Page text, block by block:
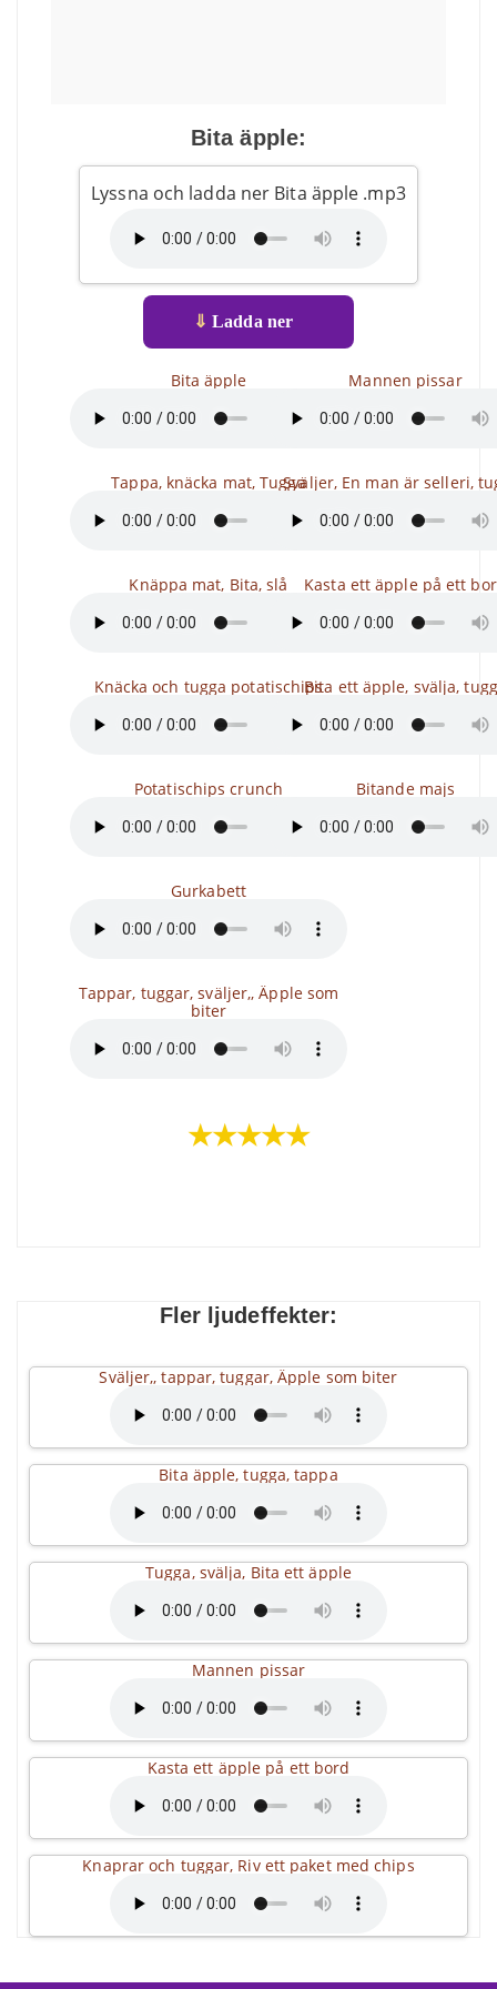
Bita äpple:
Lyssna och ladda ner Bita äpple .mp3
⇓ Ladda ner
Bita äpple
Tappa, knäcka mat, Tugga
Knäppa mat, Bita, slå
Knäcka och tugga potatischips
Potatischips crunch
Gurkabett
Tappar, tuggar, sväljer,, Äpple som
biter
Mannen pissar
Sväljer, En man är selleri,
Kasta ett äpple på ett
Bita ett äpple, svälja,
Bitande majs
★★★★★
Fler ljudeffekter:
Sväljer,, tappar, tuggar, Äpple som biter
Bita äpple, tugga, tappa
Tugga, svälja, Bita ett äpple
Mannen pissar
Kasta ett äpple på ett bord
Knaprar och tuggar, Riv ett paket med chips